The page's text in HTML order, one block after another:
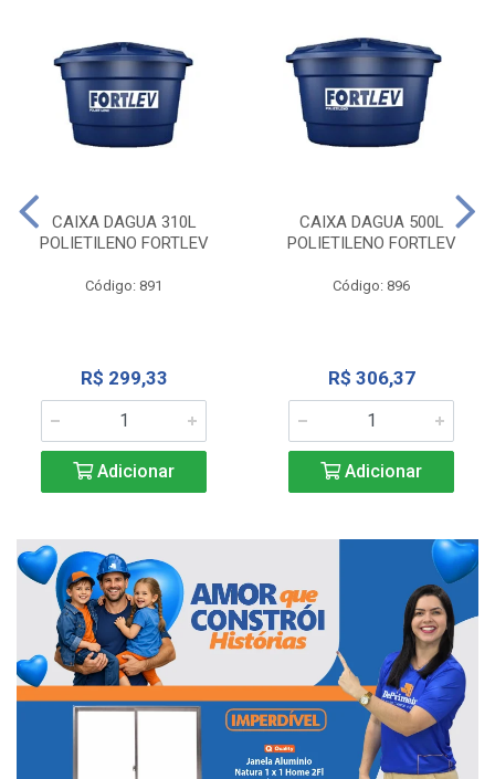
CAIXA DAGUA 310L
POLIETILENO FORTLEV
Código: 891
R$ 299,33
Adicionar
CAIXA DAGUA 500L
POLIETILENO FORTLEV
Código: 896
R$ 306,37
Adicionar